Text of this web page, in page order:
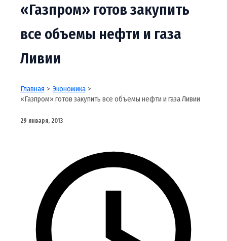
«Газпром» готов закупить
все объемы нефти и газа
Ливии
Главная
Экономика
«Газпром» готов закупить все объемы нефти и газа Ливии
29 января, 2013